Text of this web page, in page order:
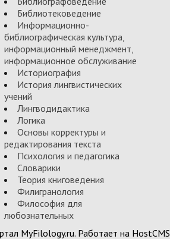
Библиотековедение
Информационно-
библиографическая культура,
информационный менеджмент,
информационное обслуживание
Историография
История лингвистических
учений
Лингводидактика
Логика
Основы корректуры и
редактирования текста
Психология и педагогика
Словарики
Теория книговедения
Филигранология
Философия для
любознательных
MyFilology.ru. Работает на HostCMS